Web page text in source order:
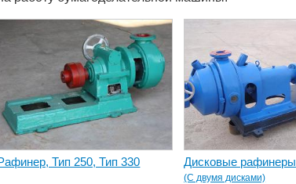
Тип 250, Тип 330 Дисковые рафинеры
(С двумя дисками)